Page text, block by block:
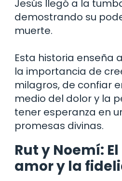
Jesús llegó a la
demostrando su
muerte.
Esta historia enseña
la importancia de
milagros, de confiar
medio del dolor y la
tener esperanza en
promesas divinas.
Rut y Noemí:
amor y la